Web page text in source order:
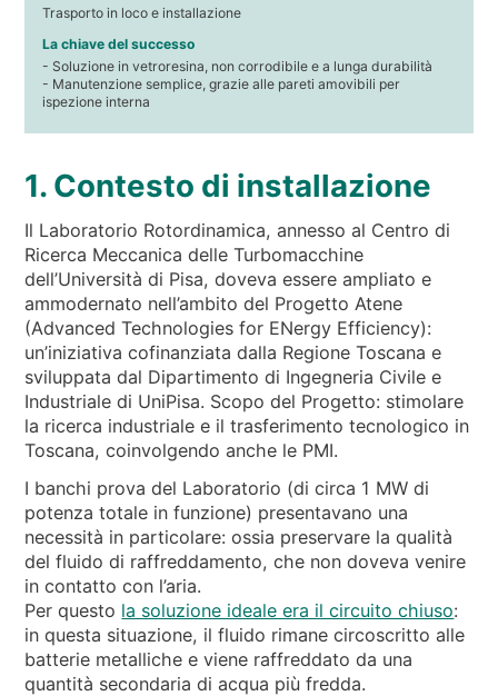
Trasporto in loco e installazione
La chiave del successo
- Soluzione in vetroresina, non corrodibile e a lunga durabilità
- Manutenzione semplice, grazie alle pareti amovibili per
ispezione interna
1. Contesto di installazione
Il Laboratorio Rotordinamica, annesso al Centro di
Ricerca Meccanica delle Turbomacchine
dell’Università di Pisa, doveva essere ampliato e
ammodernato nell’ambito del Progetto Atene
(Advanced Technologies for ENergy Efficiency):
un’iniziativa cofinanziata dalla Regione Toscana e
sviluppata dal Dipartimento di Ingegneria Civile e
Industriale di UniPisa. Scopo del Progetto: stimolare
la ricerca industriale e il trasferimento tecnologico in
Toscana, coinvolgendo anche le PMI.
I banchi prova del Laboratorio (di circa 1 MW di
potenza totale in funzione) presentavano una
necessità in particolare: ossia preservare la qualità
del fluido di raffreddamento, che non doveva venire
in contatto con l’aria.
Per questo la soluzione ideale era il circuito chiuso:
in questa situazione, il fluido rimane circoscritto alle
batterie metalliche e viene raffreddato da una
quantità secondaria di acqua più fredda.